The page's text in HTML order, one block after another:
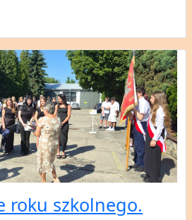
roku szkolnego.